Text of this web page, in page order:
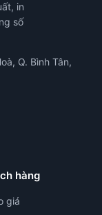
in
số
Q. Bình Tân,
hàng
giá